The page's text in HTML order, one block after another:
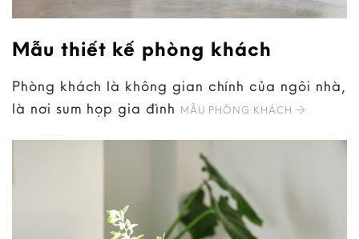
Mẫu thiết kế phòng khách
Phòng khách là không gian chính của ngôi nhà,
là nơi sum họp gia đình MẪU PHÒNG KHÁCH